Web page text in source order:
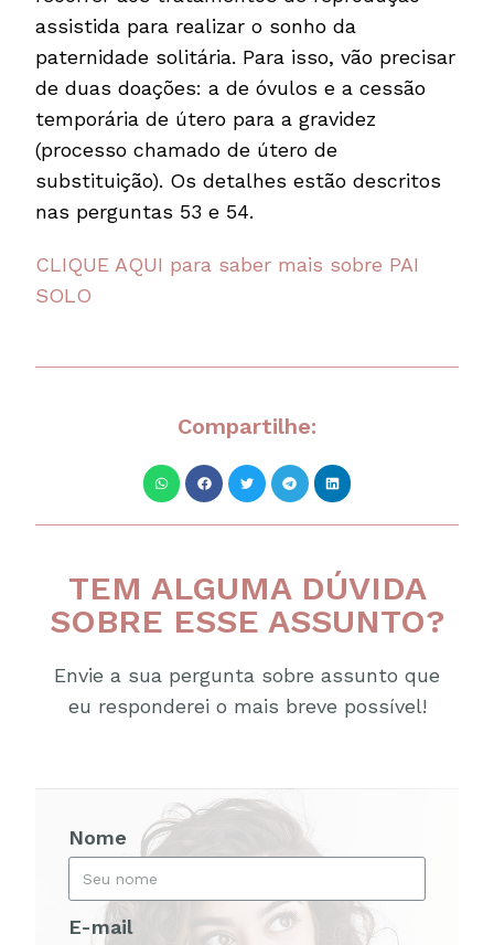
assistida para realizar o sonho da
paternidade solitária. Para isso, vão precisar
de duas doações: a de óvulos e a cessão
temporária de útero para a gravidez
(processo chamado de útero de
substituição). Os detalhes estão descritos
nas perguntas 53 e 54.
CLIQUE AQUI para saber mais sobre PAI
SOLO
Compartilhe:
TEM ALGUMA DÚVIDA
SOBRE ESSE ASSUNTO?
Envie a sua pergunta sobre assunto que
eu responderei o mais breve possível!
Nome
E-mail